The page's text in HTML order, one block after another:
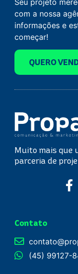
com a nossa
informações e
começar!
QUERO
Muito mais que
parceria de
Contato
(45) 99127-